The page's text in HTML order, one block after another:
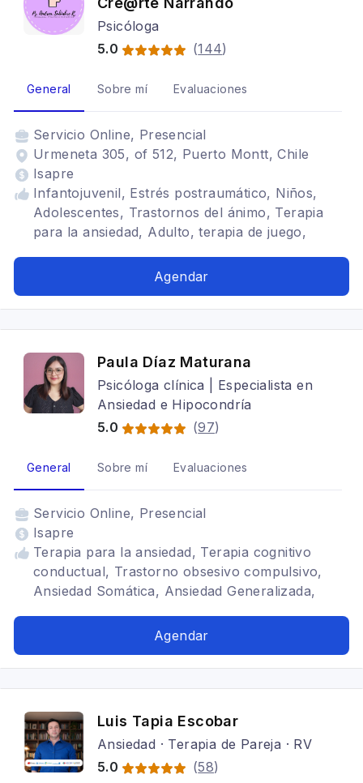
Psicóloga
5.0
(144)
General Sobre mí Evaluaciones
Servicio Online, Presencial
Urmeneta 305, of 512, Puerto Montt, Chile
Isapre
Infantojuvenil, Estrés postraumático, Niños,
Adolescentes, Trastornos del ánimo, Terapia
para la ansiedad, Adulto, terapia de juego,
Agendar
Paula Díaz Maturana
Psicóloga clínica | Especialista en
Ansiedad e Hipocondría
5.0
(97)
General Sobre mí Evaluaciones
Servicio Online, Presencial
Isapre
Terapia para la ansiedad, Terapia cognitivo
conductual, Trastorno obsesivo compulsivo,
Ansiedad Somática, Ansiedad Generalizada,
Agendar
Luis Tapia Escobar
Ansiedad · Terapia de Pareja · RV
5.0
(58)